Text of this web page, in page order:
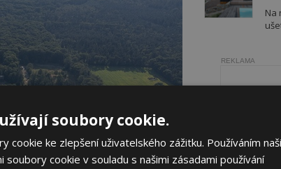
Na
REKLAMA
soubory cookie.
ke zlepšení uživatelského zážitku. Používáním
cookie v souladu s našimi zásadami používání